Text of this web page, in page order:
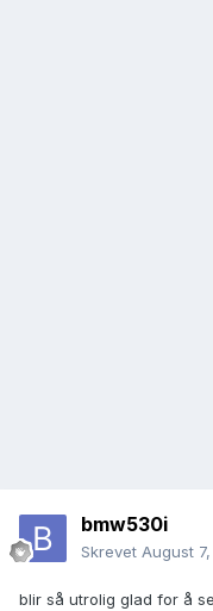
bmw530i
Skrevet August 7,
blir så utrolig glad for å